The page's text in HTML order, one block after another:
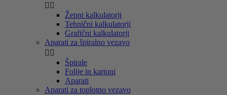
 
Žepni kalkulatorji
Tehnični kalkulatorji
Grafični kalkulatorji
Aparati za špiralno vezavo
 
Špirale
Folije in kartoni
Aparati
Aparati za toplotno vezavo